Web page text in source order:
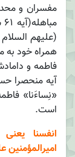
مفسران و
(علیهم
همراه خود
فاطمه و
آیه منحصرا
«نِساءَنا»
است.
انفسنا